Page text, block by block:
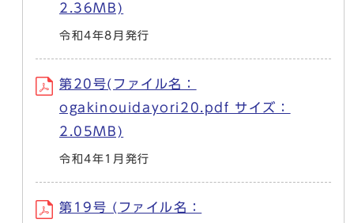
2.36MB)
令和4年8月発行
第20号(ファイル名：
ogakinouidayori20.pdf サイズ：
2.05MB)
令和4年1月発行
第19号 (ファイル名：